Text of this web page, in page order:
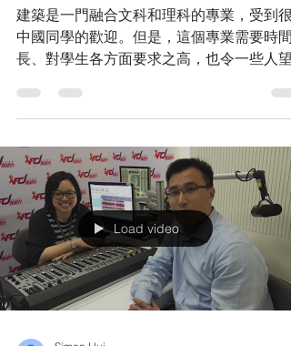
Simon Hui
Jul 11, 2021
4 min read
BBC英倫網的訪問
建築是一門融合文科和理科的專業，受到很
中國同學的歡迎。但是，這個專業需要時間
長、對學生各方面要求之高，也令一些人望
卻步。香港人許允恆十年前來到英國紐卡斯
大學（Newcastle University）攻讀建築本科
學位，畢業後回到香港擔任建築師，闖出了
己的一片天地。...